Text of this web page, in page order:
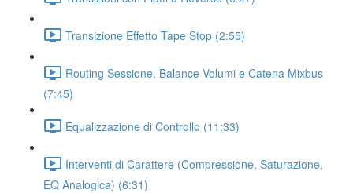
Transizione Effetto Tape Stop (2:55)
Routing Sessione, Balance Volumi e Catena Mixbus
(7:45)
Equalizzazione di Controllo (11:33)
Interventi di Carattere (Compressione, Saturazione,
EQ Analogica) (6:31)